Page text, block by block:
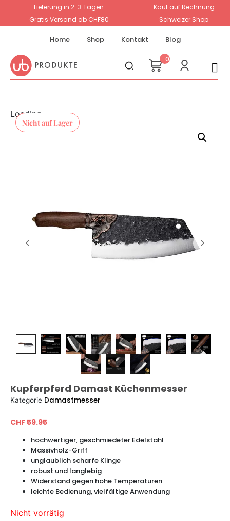
Lieferung in 2-3 Tagen
Kauf auf Rechnung
Gratis Versand ab CHF80
Schweizer Shop
Home Shop Kontakt Blog
0
Nicht auf Lager
Loading...
Kupferpferd Damast Küchenmesser
Kategorie Damastmesser
CHF 59.95
hochwertiger, geschmiedeter Edelstahl
Massivholz-Griff
unglaublich scharfe Klinge
robust und langlebig
Widerstand gegen hohe Temperaturen
leichte Bedienung, vielfältige Anwendung
Nicht vorrätig